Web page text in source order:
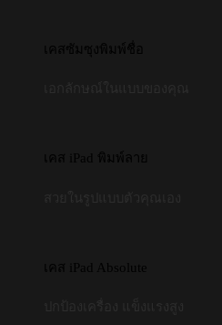
เคสซัมซุงพิมพ์ชื่อ
เคส iPad พิมพ์ลาย
เคส iPad Absolute